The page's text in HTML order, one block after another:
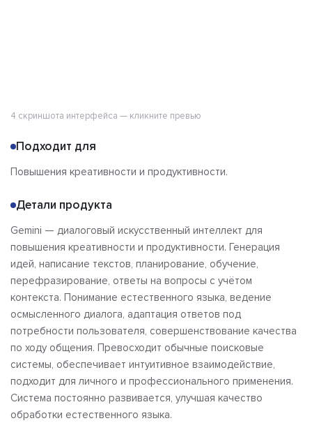
4 скриншота интерфейса — кликните превью
Подходит для
Повышения креативности и продуктивности.
Детали продукта
Gemini — диалоговый искусственный интеллект для
повышения креативности и продуктивности. Генерация
идей, написание текстов, планирование, обучение,
перефразирование, ответы на вопросы с учётом
контекста. Понимание естественного языка, ведение
осмысленного диалога, адаптация ответов под
потребности пользователя, совершенствование качества
по ходу общения. Превосходит обычные поисковые
системы, обеспечивает интуитивное взаимодействие,
подходит для личного и профессионального применения.
Система постоянно развивается, улучшая качество
обработки естественного языка.